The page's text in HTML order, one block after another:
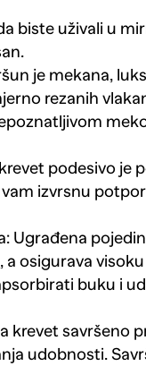
biste uživali u
je mekana,
rezanih
podesivo je
izvrsnu
Ugrađena
osigurava
buku i
krevet savršeno
udobnosti.